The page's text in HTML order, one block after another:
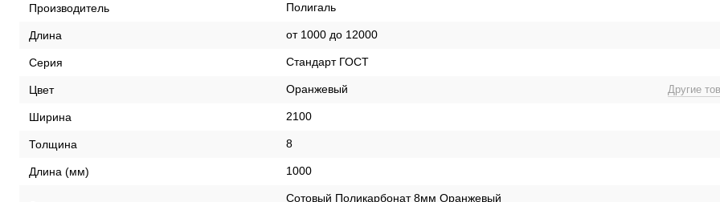
Производитель Полигаль
Длина от 1000 до 12000
Серия Стандарт ГОСТ
Цвет Оранжевый Другие
Ширина 2100
Толщина 8
Длина (мм) 1000
Сотовый Поликарбонат 8мм Оранжевый